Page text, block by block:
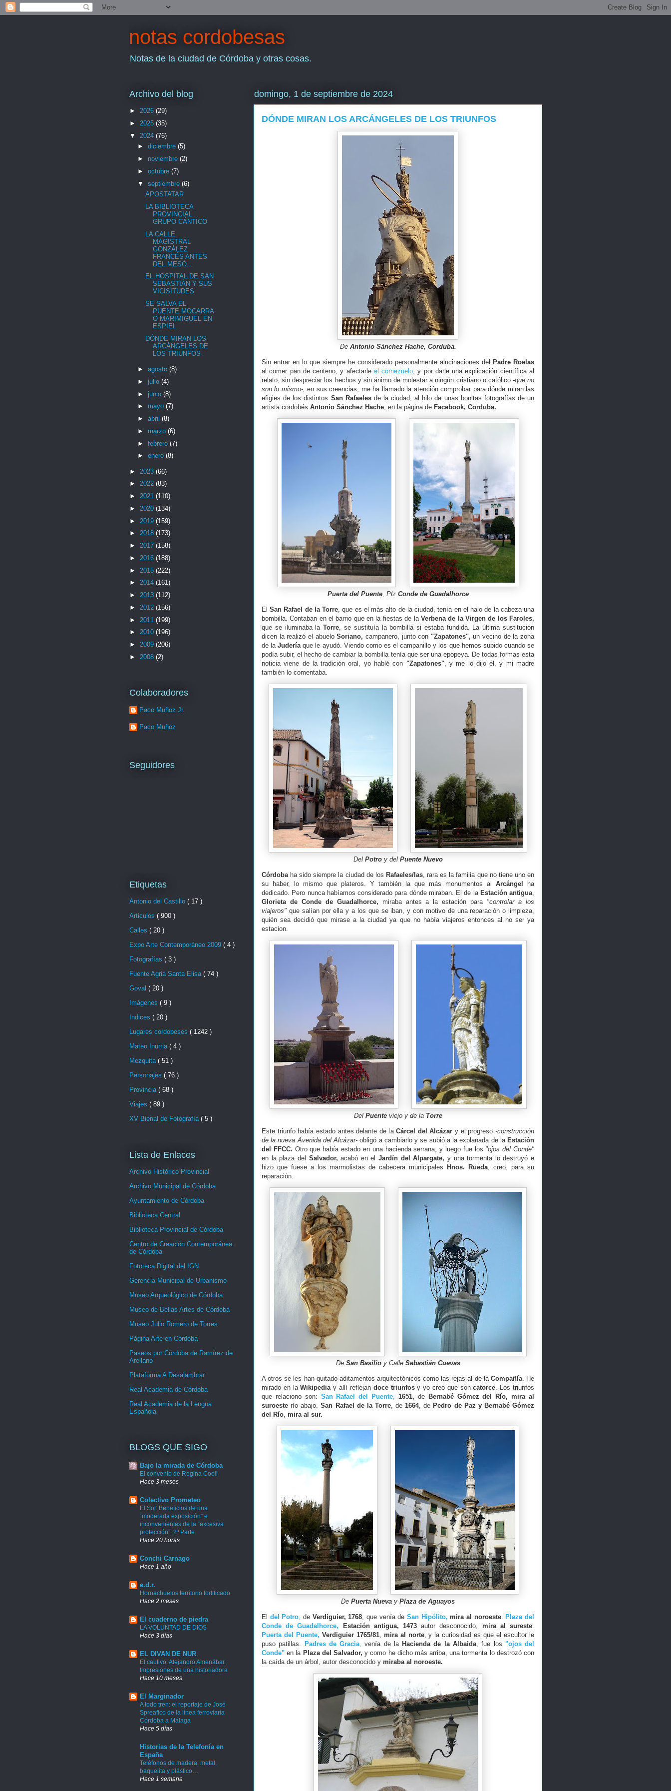
notas cordobesas
Notas de la ciudad de Córdoba y otras cosas.
domingo, 1 de septiembre de 2024
DÓNDE MIRAN LOS ARCÁNGELES DE LOS TRIUNFOS
De Antonio Sánchez Hache, Corduba.
Sin entrar en lo que siempre he considerado personalmente alucinaciones del
Padre Roelas
al comer pan de centeno, y afectarle el cornezuelo, y por darle una explicación científica al
relato, sin despreciar los hechos y sin ánimo de molestar a ningún cristiano o católico -que no
son lo mismo-, en sus creencias, me ha llamado la atención comprobar para dónde miran las
efigies de los distintos San Rafaelesde la ciudad, al hilo de unas bonitas fotografías de un
artista cordobés Antonio Sánchez Hache, en la página de Facebook, Corduba.
Puerta del Puente, Plz Conde de Guadalhorce
ElSan Rafael de la Torre, que es el más alto de la ciudad, tenía en el halo de la cabeza una
bombilla. Contaban en el barrio que en la fiestas de la Verbena de la Virgen de los Faroles,
que se iluminaba laTorre, se sustituía la bombilla si estaba fundida. La última sustitución
dicen la realizó el abueloSoriano, campanero, junto con "Zapatones", un vecino de la zona
de laJuderíaque le ayudó. Viendo como es el campanillo y los que hemos subido cuando se
podía subir, el hecho de cambiar la bombilla tenía que ser una epopeya. De todas formas esta
noticia viene de la tradición oral, yo hablé con "Zapatones", y me lo dijo él, y mi madre
también lo comentaba.
Del Potroy del Puente Nuevo
Córdobaha sido siempre la ciudad de los Rafaeles/las, rara es la familia que no tiene uno en
su haber, lo mismo que plateros. Y también la que más monumentos al Arcángel
ha
dedicado. Pero nunca habíamos considerado para dónde miraban. El de la Estación antigua,
Glorieta de Conde de Guadalhorce, miraba antes a la estación para "controlar a los
viajeros" que salían por ella y a los que se iban, y con motivo de una reparación o limpieza,
quién sea decidió que mirase a la ciudad ya que no había viajeros entonces al no ser ya
estacion.
Del Puenteviejo y de la Torre
Este triunfo había estado antes delante de laCárcel del Alcázar y el progreso-construcción
de la nueva Avenida del Alcázar- obligó a cambiarlo y se subió a la explanada de la Estación
del FFCC. Otro que había estado en una hacienda serrana, y luego fue los "ojos del Conde"
en la plaza del Salvador, acabó en el Jardín del Alpargate, y una tormenta lo destruyó e
hizo que fuese a los marmolistas de cabecera municipales
Hnos. Rueda, creo, para su
reparación.
De San Basilioy Calle Sebastián Cuevas
A otros se les han quitado aditamentos arquitectónicos como las rejas al de la Compañía. He
mirado en laWikipediay allí reflejan doce triunfosy yo creo que soncatorce. Los triunfos
que relaciono son: San Rafael del Puente, 1651, de Bernabé Gómez del Río, mira al
suroeste río abajo.San Rafael de la Torre, de1664, de Pedro de Paz y Bernabé Gómez
del Río, mira al sur.
De Puerta Nueva y Plaza de Aguayos
El del Potro, de Verdiguier, 1768, que venía deSan Hipólito, mira al noroeste. Plaza del
Conde de Guadalhorce, Estación antigua, 1473 autor desconocido, mira al sureste.
Puerta del Puente, Verdiguier 1765/81, mira al norte, y la curiosidad es que el escultor le
puso patillas.
Padres de Gracia, venía de la Hacienda de la Albaida, fue los "ojos del
Conde" en la Plaza del Salvador, y como he dicho más arriba, una tormenta lo destrozó con
la caída de un árbol, autor desconocido y miraba al noroeste.
Archivo del blog
► 2026 (29)
► 2025 (35)
▼ 2024 (76)
► diciembre (5)
► noviembre (2)
► octubre (7)
▼ septiembre (6)
APOSTATAR
LA BIBLIOTECA
PROVINCIAL
GRUPO CÁNTICO
LA CALLE
MAGISTRAL
GONZÁLEZ
FRANCÉS ANTES
DEL MESÓ...
EL HOSPITAL DE SAN
SEBASTIÁN Y SUS
VICISITUDES
SE SALVA EL
PUENTE MOCARRA
O MARIMIGUEL EN
ESPIEL
DÓNDE MIRAN LOS
ARCÁNGELES DE
LOS TRIUNFOS
► agosto (8)
► julio (4)
► junio (8)
► mayo (7)
► abril (8)
► marzo (6)
► febrero (7)
► enero (8)
► 2023 (66)
► 2022 (83)
► 2021 (110)
► 2020 (134)
► 2019 (159)
► 2018 (173)
► 2017 (158)
► 2016 (188)
► 2015 (222)
► 2014 (161)
► 2013 (112)
► 2012 (156)
► 2011 (199)
► 2010 (196)
► 2009 (206)
► 2008 (2)
Colaboradores
Paco Muñoz Jr.
Paco Muñoz
Seguidores
Etiquetas
Antonio del Castillo ( 17 )
Articulos ( 900 )
Calles ( 20 )
Expo Arte Contemporáneo 2009 ( 4 )
Fotografías ( 3 )
Fuente Agria Santa Elisa ( 74 )
Goval ( 20 )
Imágenes ( 9 )
Indices ( 20 )
Lugares cordobeses ( 1242 )
Mateo Inurria ( 4 )
Mezquita ( 51 )
Personajes ( 76 )
Provincia ( 68 )
Viajes ( 89 )
XV Bienal de Fotografía ( 5 )
Lista de Enlaces
Archivo Histórico Provincial
Archivo Municipal de Córdoba
Ayuntamiento de Córdoba
Biblioteca Central
Biblioteca Provincial de Córdoba
Centro de Creación Contemporánea
de Córdoba
Fototeca Digital del IGN
Gerencia Municipal de Urbanismo
Museo Arqueológico de Córdoba
Museo de Bellas Artes de Córdoba
Museo Julio Romero de Torres
Página Arte en Córdoba
Paseos por Córdoba de Ramírez de
Arellano
Plataforma A Desalambrar
Real Academia de Córdoba
Real Academia de la Lengua
Española
BLOGS QUE SIGO
Bajo la mirada de Córdoba
El convento de Regina Coeli
Hace 3 meses
Colectivo Prometeo
El Sol: Beneficios de una
“moderada exposición” e
inconvenientes de la “excesiva
protección”. 2ª Parte
Hace 20 horas
Conchi Carnago
Hace 1 año
e.d.r.
Hornachuelos territorio fortificado
Hace 2 meses
El cuaderno de piedra
LA VOLUNTAD DE DIOS
Hace 3 días
EL DIVAN DE NUR
El cautivo. Alejandro Amenábar.
Impresiones de una historiadora
Hace 10 meses
El Marginador
A todo tren: el reportaje de José
Spreafico de la línea ferroviaria
Córdoba a Málaga
Hace 5 días
Historias de la Telefonía en
España
Teléfonos de madera, metal,
baquelita y plástico…
Hace 1 semana